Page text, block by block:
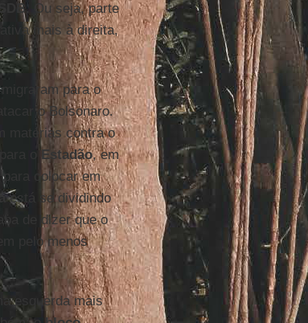
. Ou seja, parte
mais à direita,
para o
o Bolsonaro.
matérias contra o
o Estadão, em
colocar em
está se dividindo
de dizer que o
pelo menos
esquerda mais